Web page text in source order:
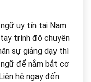
uy tín tại Nam
trình độ chuyên
sự giảng dạy thì
để nắm bắt cơ
hệ ngay đến